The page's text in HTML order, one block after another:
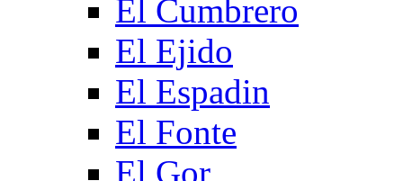
El Cumbrero
El Ejido
El Espadin
El Fonte
El Gor